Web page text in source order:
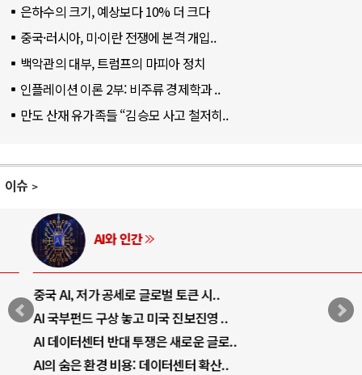
은하수의 크기, 예상보다 10% 더 크다
중국·러시아, 미·이란 전쟁에 본격 개입..
백악관의 대부, 트럼프의 마피아 정치
인플레이션 이론 2부: 비주류 경제학과 ..
만도 산재 유가족들 “김승모 사고 철저히..
이슈
AI와 인간
중국 AI, 저가 공세로 글로벌 토큰 시..
AI 국부펀드 구상 놓고 미국 진보진영 ..
AI 데이터센터 반대 투쟁은 새로운 글로..
AI의 숨은 환경 비용: 데이터센터 확산..